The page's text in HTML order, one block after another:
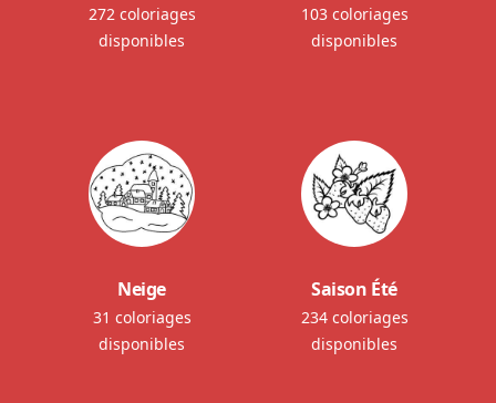
272 coloriages
disponibles
103 coloriages
disponibles
Neige
31 coloriages
disponibles
Saison Été
234 coloriages
disponibles